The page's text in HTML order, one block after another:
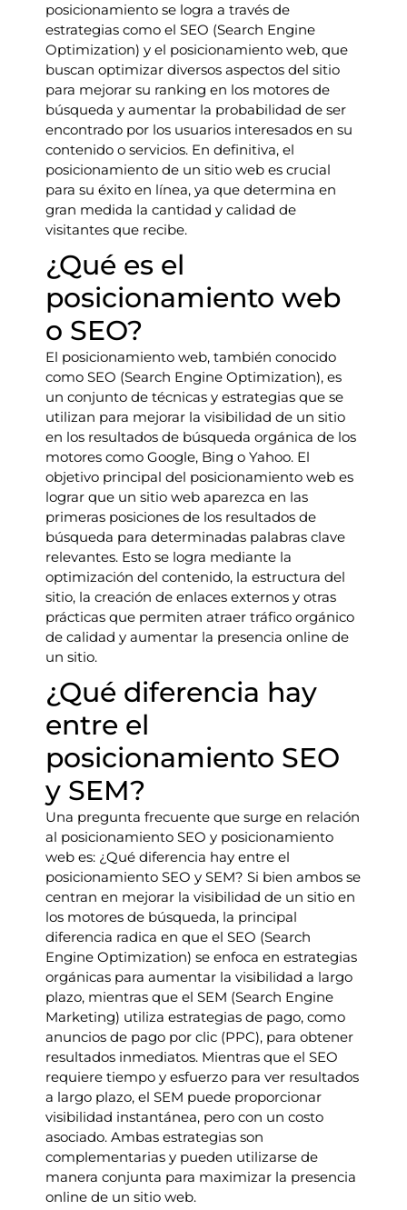
posicionamiento se logra a través de
estrategias como el SEO (Search Engine
Optimization) y el posicionamiento web, que
buscan optimizar diversos aspectos del sitio
para mejorar su ranking en los motores de
búsqueda y aumentar la probabilidad de ser
encontrado por los usuarios interesados en su
contenido o servicios. En definitiva, el
posicionamiento de un sitio web es crucial
para su éxito en línea, ya que determina en
gran medida la cantidad y calidad de
visitantes que recibe.
¿Qué es el
posicionamiento web
o SEO?
El posicionamiento web, también conocido
como SEO (Search Engine Optimization), es
un conjunto de técnicas y estrategias que se
utilizan para mejorar la visibilidad de un sitio
en los resultados de búsqueda orgánica de los
motores como Google, Bing o Yahoo. El
objetivo principal del posicionamiento web es
lograr que un sitio web aparezca en las
primeras posiciones de los resultados de
búsqueda para determinadas palabras clave
relevantes. Esto se logra mediante la
optimización del contenido, la estructura del
sitio, la creación de enlaces externos y otras
prácticas que permiten atraer tráfico orgánico
de calidad y aumentar la presencia online de
un sitio.
¿Qué diferencia hay
entre el
posicionamiento SEO
y SEM?
Una pregunta frecuente que surge en relación
al posicionamiento SEO y posicionamiento
web es: ¿Qué diferencia hay entre el
posicionamiento SEO y SEM? Si bien ambos se
centran en mejorar la visibilidad de un sitio en
los motores de búsqueda, la principal
diferencia radica en que el SEO (Search
Engine Optimization) se enfoca en estrategias
orgánicas para aumentar la visibilidad a largo
plazo, mientras que el SEM (Search Engine
Marketing) utiliza estrategias de pago, como
anuncios de pago por clic (PPC), para obtener
resultados inmediatos. Mientras que el SEO
requiere tiempo y esfuerzo para ver resultados
a largo plazo, el SEM puede proporcionar
visibilidad instantánea, pero con un costo
asociado. Ambas estrategias son
complementarias y pueden utilizarse de
manera conjunta para maximizar la presencia
online de un sitio web.